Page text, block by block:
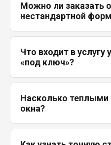
Можно ли заказать
нестандартной
Что входит в услугу
«под ключ»?
Насколько теплыми
окна?